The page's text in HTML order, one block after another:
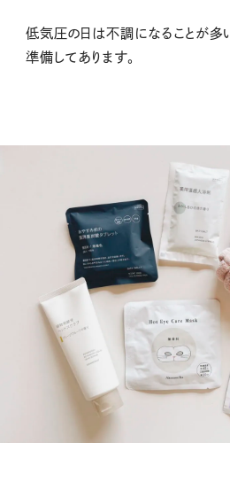
低気圧の日は不調になることが多
準備してあります。